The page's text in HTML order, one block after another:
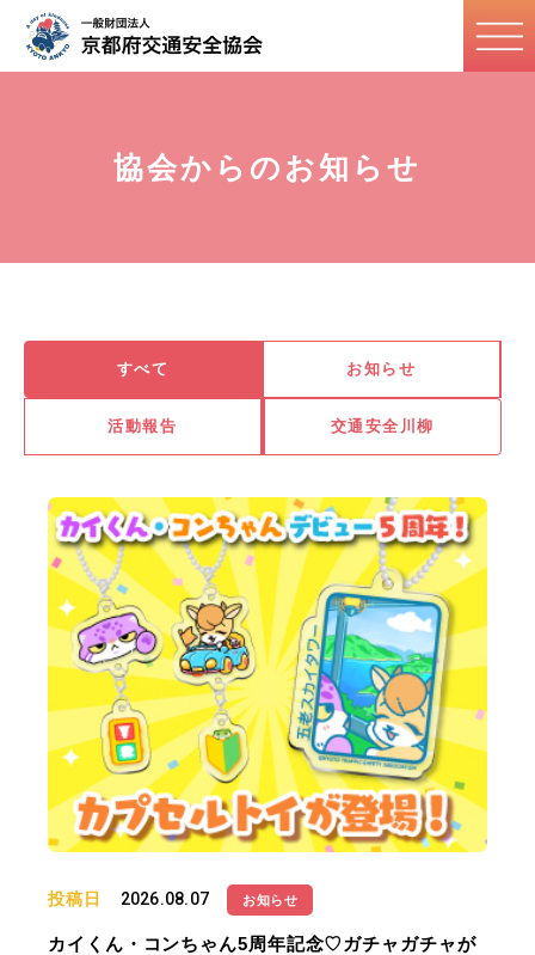
協会からのお知らせ
すべて お知らせ
活動報告 交通安全川柳
投稿日 2026.08.07 お知らせ
カイくん・コンちゃん5周年記念♡ガチャガチャが